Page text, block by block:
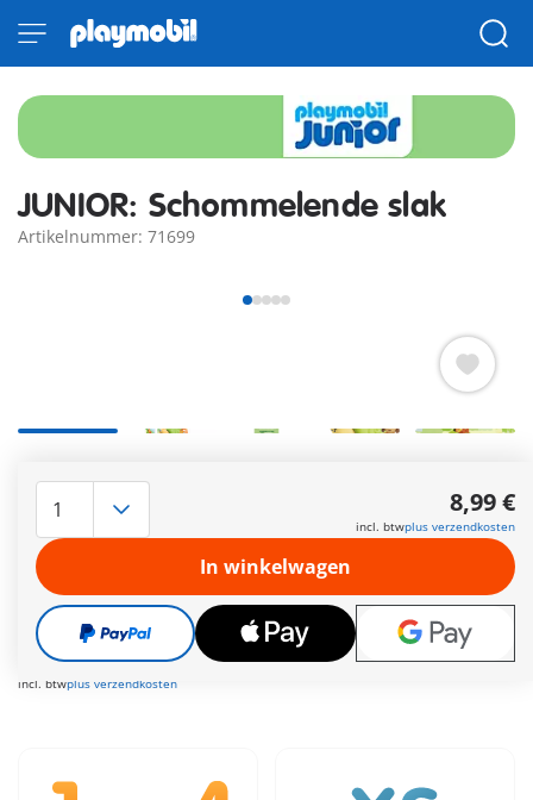
JUNIOR: Schommelende slak
Artikelnummer: 71699
een speelse manier getraind. Het geïntegreerde ratelende
geluid wekt de nieuwsgierigheid van kleine ontdekkers.
Meer informatie
Leveringstermijn op dit moment 3 tot 5 werkdagen
Gratis verzending vanaf €30
8,99 €
incl. btwplus verzendkosten
8,99 €
incl. btwplus verzendkosten
In winkelwagen